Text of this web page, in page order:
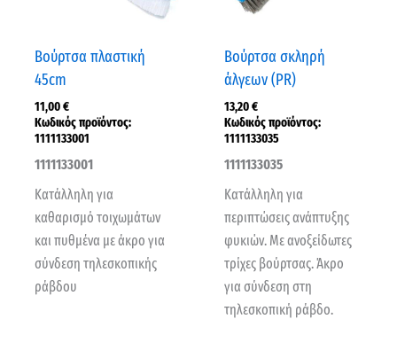
Βούρτσα πλαστική
45cm
11,00€
Κωδικός προϊόντος:
1111133001
1111133001
Κατάλληλη για
καθαρισμό τοιχωμάτων
και πυθμένα με άκρο για
σύνδεση τηλεσκοπικής
ράβδου
Βούρτσα σκληρή
άλγεων (PR)
13,20€
Κωδικός προϊόντος:
1111133035
1111133035
Κατάλληλη για
περιπτώσεις ανάπτυξης
φυκιών. Με ανοξείδωτες
τρίχες βούρτσας. Άκρο
για σύνδεση στη
τηλεσκοπική ράβδο.